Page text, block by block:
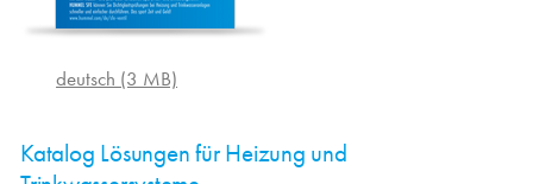
deutsch (3 MB)
Katalog Lösungen für Heizung und